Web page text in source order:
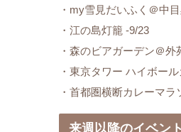
・my雪見だいふく＠中
・江の島灯籠 -9/23
・森のビアガーデン＠外
・東京タワー ハイボー
・首都圏横断カレーマラ
来週以降のイベント